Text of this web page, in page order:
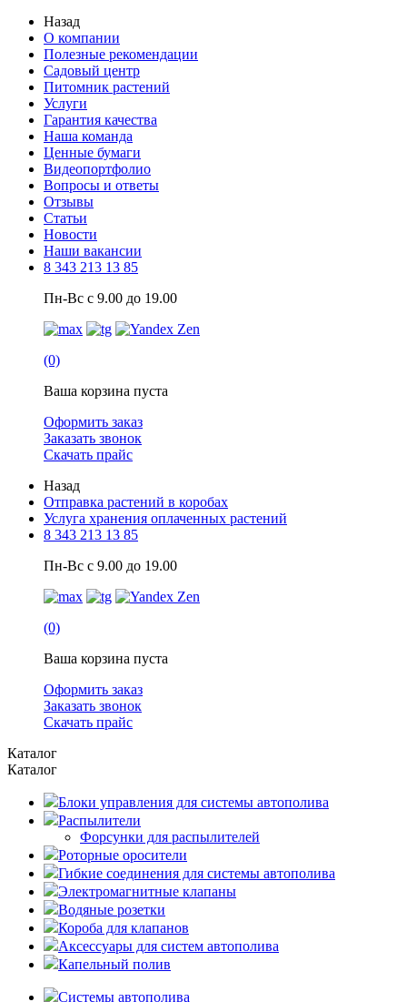
Назад
О компании
Полезные рекомендации
Садовый центр
Питомник растений
Услуги
Гарантия качества
Наша команда
Ценные бумаги
Видеопортфолио
Вопросы и ответы
Отзывы
Статьи
Новости
Наши вакансии
8 343 213 13 85
Пн-Вс с 9.00 до 19.00
(0)
Ваша корзина пуста
Оформить заказ
Заказать звонок
Скачать прайс
Назад
Отправка растений в коробах
Услуга хранения оплаченных растений
8 343 213 13 85
Пн-Вс с 9.00 до 19.00
(0)
Ваша корзина пуста
Оформить заказ
Заказать звонок
Скачать прайс
Каталог
Каталог
Блоки управления для системы автополива
Распылители
Форсунки для распылителей
Роторные оросители
Гибкие соединения для системы автополива
Электромагнитные клапаны
Водяные розетки
Короба для клапанов
Аксессуары для систем автополива
Капельный полив
Системы автополива